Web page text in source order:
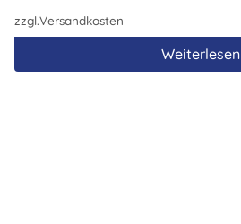
zzgl.Versandkosten
Weiterlesen